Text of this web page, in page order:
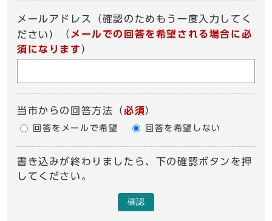
メールアドレス（確認のためもう一度入力してく
ださい）
（ メールでの回答を希望される場合に必
須になります ）
当市からの回答方法 （必須）
回答をメールで希望 回答を希望しない
書き込みが終わりましたら、下の確認ボタンを押
してください。
確認